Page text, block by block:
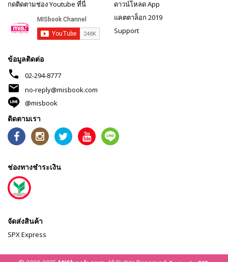
กดติดตามช่อง Youtube ที่นี่
ดาวน์โหลด App
แคตตาล็อก 2019
Support
ข้อมูลติดต่อ
phone 02-294-8777
mail
no-reply@misbook.com
@misbook
ติดตามเรา
ช่องทางชำระเงิน
จัดส่งสินค้า
SPX Express